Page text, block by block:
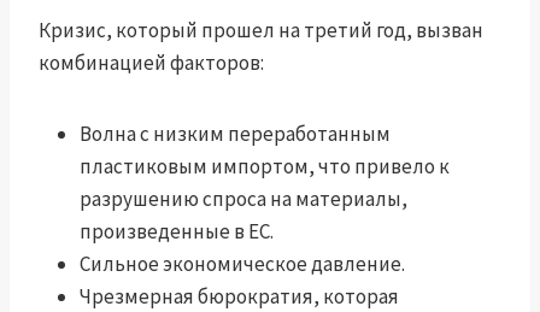
Кризис, который прошел на третий год, вызван
комбинацией факторов:
Волна с низким переработанным
пластиковым импортом, что привело к
разрушению спроса на материалы,
произведенные в ЕС.
Сильное экономическое давление.
Чрезмерная бюрократия, которая